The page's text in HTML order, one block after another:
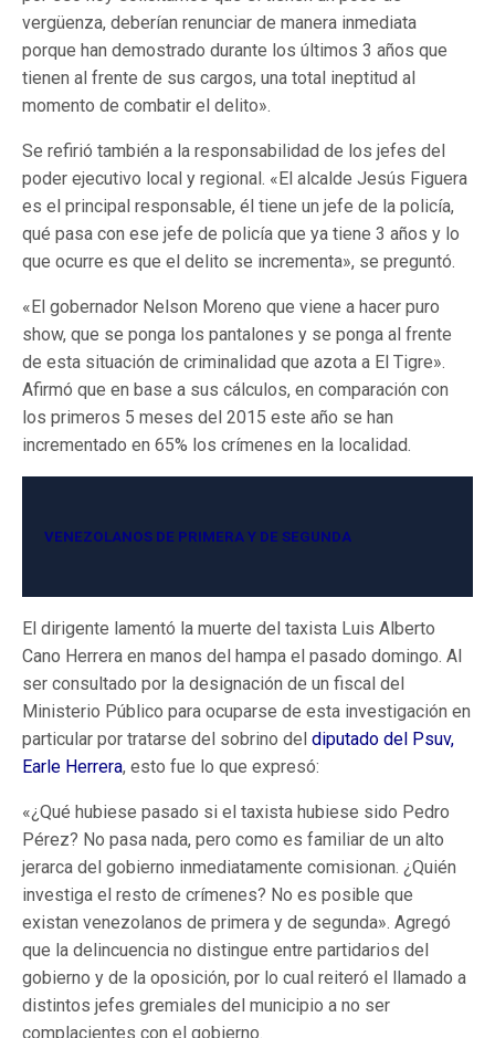
vergüenza, deberían renunciar de manera inmediata
porque han demostrado durante los últimos 3 años que
tienen al frente de sus cargos, una total ineptitud al
momento de combatir el delito».
Se refirió también a la responsabilidad de los jefes del
poder ejecutivo local y regional. «El alcalde Jesús Figuera
es el principal responsable, él tiene un jefe de la policía,
qué pasa con ese jefe de policía que ya tiene 3 años y lo
que ocurre es que el delito se incrementa», se preguntó.
«El gobernador Nelson Moreno que viene a hacer puro
show, que se ponga los pantalones y se ponga al frente
de esta situación de criminalidad que azota a El Tigre».
Afirmó que en base a sus cálculos, en comparación con
los primeros 5 meses del 2015 este año se han
incrementado en 65% los crímenes en la localidad.
VENEZOLANOS DE PRIMERA Y DE SEGUNDA
El dirigente lamentó la muerte del taxista Luis Alberto
Cano Herrera en manos del hampa el pasado domingo. Al
ser consultado por la designación de un fiscal del
Ministerio Público para ocuparse de esta investigación en
particular por tratarse del sobrino del diputado del Psuv,
Earle Herrera, esto fue lo que expresó:
«¿Qué hubiese pasado si el taxista hubiese sido Pedro
Pérez? No pasa nada, pero como es familiar de un alto
jerarca del gobierno inmediatamente comisionan. ¿Quién
investiga el resto de crímenes? No es posible que
existan venezolanos de primera y de segunda». Agregó
que la delincuencia no distingue entre partidarios del
gobierno y de la oposición, por lo cual reiteró el llamado a
distintos jefes gremiales del municipio a no ser
complacientes con el gobierno.